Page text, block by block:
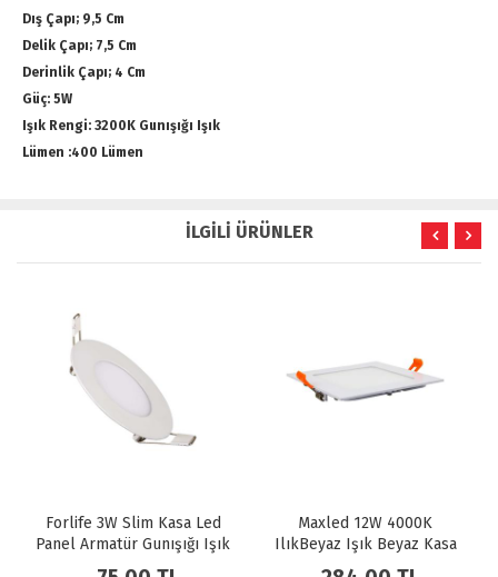
Dış Çapı; 9,5 Cm
Delik Çapı; 7,5 Cm
Derinlik Çapı; 4 Cm
Güç: 5W
Işık Rengi: 3200K Gunışığı Işık
Lümen :400 Lümen
İLGİLİ ÜRÜNLER
Forlife 3W Slim Kasa Led
Panel Armatür Gunışığı Işık
FL-2038-G
Maxled 12W 4000K
IlıkBeyaz Işık Beyaz Kasa
Sıva Altı Kare LED Spot MX-